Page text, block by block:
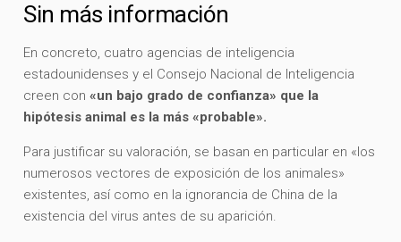
Sin más información
En concreto, cuatro agencias de inteligencia
estadounidenses y el Consejo Nacional de Inteligencia
creen con «un bajo grado de confianza» que la
hipótesis animal es la más «probable».
Para justificar su valoración, se basan en particular en «los
numerosos vectores de exposición de los animales»
existentes, así como en la ignorancia de China de la
existencia del virus antes de su aparición.